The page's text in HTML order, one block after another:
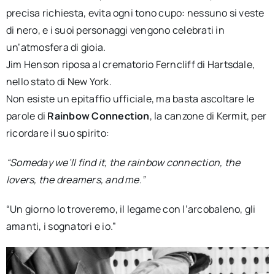
precisa richiesta, evita ogni tono cupo: nessuno si veste
di nero, e i suoi personaggi vengono celebrati in
un’atmosfera di gioia.
Jim Henson riposa al crematorio Ferncliff di Hartsdale,
nello stato di New York.
Non esiste un epitaffio ufficiale, ma basta ascoltare le
parole di Rainbow Connection, la canzone di Kermit, per
ricordare il suo spirito:
“Someday we’ll find it, the rainbow connection, the
lovers, the dreamers, and me.”
“Un giorno lo troveremo, il legame con l’arcobaleno, gli
amanti, i sognatori e io.”